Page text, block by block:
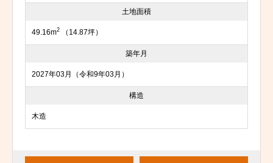
土地面積
49.16m2 （14.87坪）
築年月
2027年03月（令和9年03月）
構造
木造